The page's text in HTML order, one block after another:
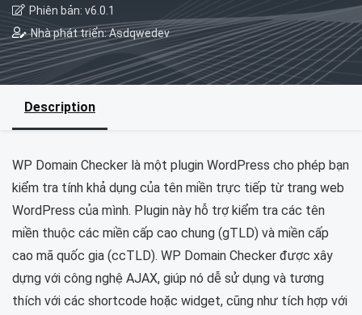
Phiên bản: v6.0.1
Nhà phát triển: Asdqwedev
Description
WP Domain Checker là một plugin WordPress cho phép bạn
kiểm tra tính khả dụng của tên miền trực tiếp từ trang web
WordPress của mình. Plugin này hỗ trợ kiểm tra các tên
miền thuộc các miền cấp cao chung (gTLD) và miền cấp
cao mã quốc gia (ccTLD). WP Domain Checker được xây
dựng với công nghệ AJAX, giúp nó dễ sử dụng và tương
thích với các shortcode hoặc widget, cũng như tích hợp với